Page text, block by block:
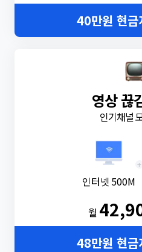
40만원 현
영상 끊
인기채널
인터넷 500M
+
월
48만원 현